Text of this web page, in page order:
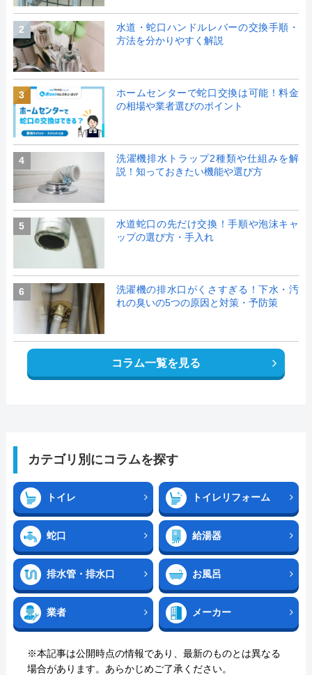
2
水道・蛇口ハンドルレバーの交換手順・
方法を分かりやすく解説
3
ホームセンターで蛇口交換は可能！料金
の相場や業者選びのポイント
4
洗濯機排水トラップ2種類や仕組みを解
説！知っておきたい機能や選び方
5
水道蛇口の先だけ交換！手順や泡沫キャ
ップの選び方・手入れ
6
洗濯機の排水口がくさすぎる！下水・汚
れの臭いの5つの原因と対策・予防策
コラム一覧を見る
カテゴリ別にコラムを探す
トイレ トイレリフォーム
蛇口 給湯器
排水管・排水口 お風呂
業者 メーカー
※本記事は公開時点の情報であり、最新のものとは異なる
場合があります。あらかじめご了承ください。